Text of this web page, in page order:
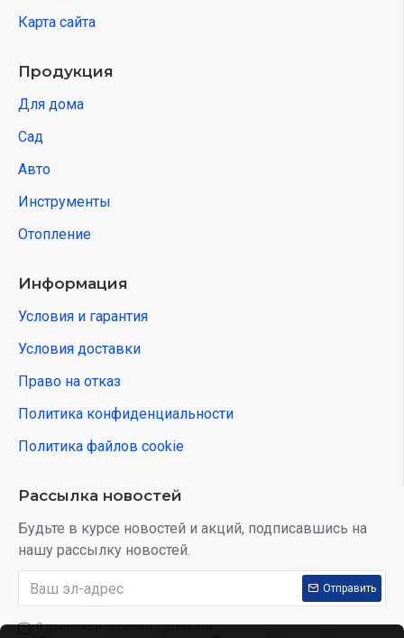
Карта сайта
Продукция
Для дома
Сад
Авто
Инструменты
Отопление
Информация
Условия и гарантия
Условия доставки
Право на отказ
Политика конфиденциальности
Политика файлов cookie
Рассылка новостей
Будьте в курсе новостей и акций, подписавшись на
нашу рассылку новостей.
Отправить
Я прочитал и согласен с условиям: